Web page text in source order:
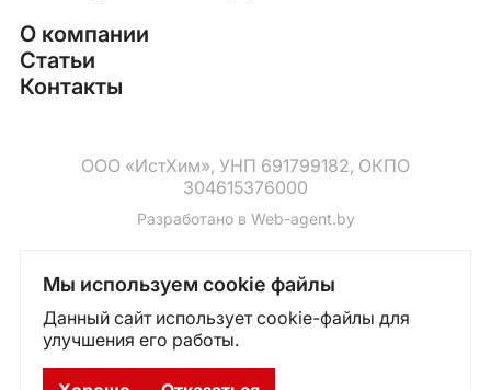
О компании
Статьи
Контакты
ООО «ИстХим», УНП 691799182, ОКПО
304615376000
Разработано в Web-agent.by
Мы используем cookie файлы
Данный сайт использует cookie-файлы для
улучшения его работы.